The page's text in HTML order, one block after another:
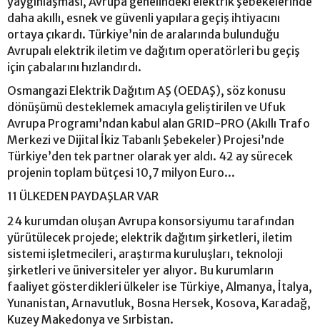
daha akıllı, esnek ve güvenli yapılara geçiş ihtiyacını
ortaya çıkardı. Türkiye’nin de aralarında bulunduğu
Avrupalı elektrik iletim ve dağıtım operatörleri bu geçiş
için çabalarını hızlandırdı.
Osmangazi Elektrik Dağıtım AŞ (OEDAŞ), söz konusu
dönüşümü desteklemek amacıyla geliştirilen ve Ufuk
Avrupa Programı’ndan kabul alan GRID-PRO (Akıllı Trafo
Merkezi ve Dijital İkiz Tabanlı Şebekeler) Projesi’nde
Türkiye’den tek partner olarak yer aldı. 42 ay sürecek
projenin toplam bütçesi 10,7 milyon Euro...
11 ÜLKEDEN PAYDAŞLAR VAR
24 kurumdan oluşan Avrupa konsorsiyumu tarafından
yürütülecek projede; elektrik dağıtım şirketleri, iletim
sistemi işletmecileri, araştırma kuruluşları, teknoloji
şirketleri ve üniversiteler yer alıyor. Bu kurumların
faaliyet gösterdikleri ülkeler ise Türkiye, Almanya, İtalya,
Yunanistan, Arnavutluk, Bosna Hersek, Kosova, Karadağ,
Kuzey Makedonya ve Sırbistan.